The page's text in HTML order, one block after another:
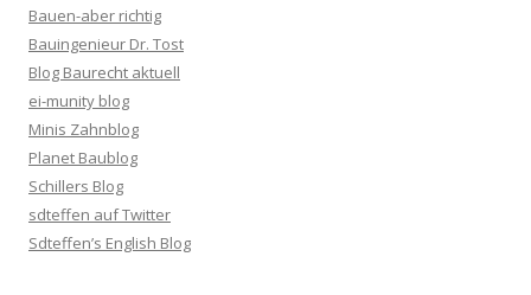
Bauen-aber richtig
Bauingenieur Dr. Tost
Blog Baurecht aktuell
ei-munity blog
Minis Zahnblog
Planet Baublog
Schillers Blog
sdteffen auf Twitter
Sdteffen’s English Blog